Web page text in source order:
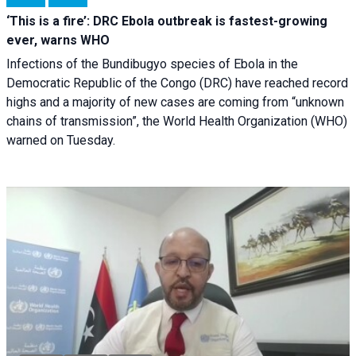
‘This is a fire’: DRC Ebola outbreak is fastest-growing
ever, warns WHO
Infections of the Bundibugyo species of Ebola in the
Democratic Republic of the Congo (DRC) have reached record
highs and a majority of new cases are coming from “unknown
chains of transmission”, the World Health Organization (WHO)
warned on Tuesday.